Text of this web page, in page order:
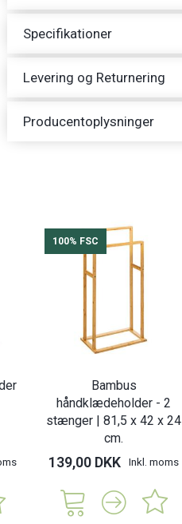
Specifikationer
Levering og Returnering
Producentoplysninger
100% FSC
Bambus
håndklædeholder - 2
stænger | 81,5 x 42 x 24
cm.
139,00 DKK Inkl. moms